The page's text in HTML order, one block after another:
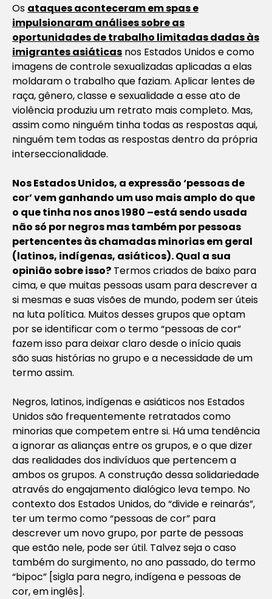
Os ataques aconteceram em spas e
impulsionaram análises sobre as
oportunidades de trabalho limitadas dadas às
imigrantes asiáticas nos Estados Unidos e como
imagens de controle sexualizadas aplicadas a elas
moldaram o trabalho que faziam. Aplicar lentes de
raça, gênero, classe e sexualidade a esse ato de
violência produziu um retrato mais completo. Mas,
assim como ninguém tinha todas as respostas aqui,
ninguém tem todas as respostas dentro da própria
interseccionalidade.
Nos Estados Unidos, a expressão ‘pessoas de
cor’ vem ganhando um uso mais amplo do que
o que tinha nos anos 1980 –está sendo usada
não só por negros mas também por pessoas
pertencentes às chamadas minorias em geral
(latinos, indígenas, asiáticos). Qual a sua
opinião sobre isso? Termos criados de baixo para
cima, e que muitas pessoas usam para descrever a
si mesmas e suas visões de mundo, podem ser úteis
na luta política. Muitos desses grupos que optam
por se identificar com o termo “pessoas de cor”
fazem isso para deixar claro desde o início quais
são suas histórias no grupo e a necessidade de um
termo assim.
Negros, latinos, indígenas e asiáticos nos Estados
Unidos são frequentemente retratados como
minorias que competem entre si. Há uma tendência
a ignorar as alianças entre os grupos, e o que dizer
das realidades dos indivíduos que pertencem a
ambos os grupos. A construção dessa solidariedade
através do engajamento dialógico leva tempo. No
contexto dos Estados Unidos, do “divide e reinarás”,
ter um termo como “pessoas de cor” para
descrever um novo grupo, por parte de pessoas
que estão nele, pode ser útil. Talvez seja o caso
também do surgimento, no ano passado, do termo
“bipoc” [sigla para negro, indígena e pessoas de
cor, em inglês].